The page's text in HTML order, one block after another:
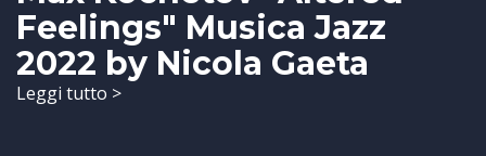
Feelings" Musica Jazz
2022 by Nicola Gaeta
Leggi tutto >